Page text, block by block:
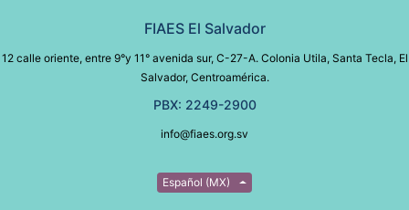
FIAES El Salvador
12 calle oriente, entre 9°y 11° avenida sur, C-27-A. Colonia Utila, Santa Tecla, El
Salvador, Centroamérica.
PBX: 2249-2900
info@fiaes.org.sv
Español (MX)